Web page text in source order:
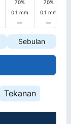
70%
70%
0.1 mm 0.1 mm
— —
Sebulan
Tekanan